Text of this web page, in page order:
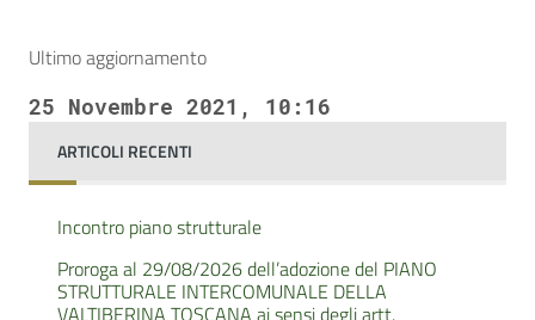
ARTICOLI RECENTI
Incontro piano strutturale
Proroga al 29/08/2026 dell’adozione del PIANO
STRUTTURALE INTERCOMUNALE DELLA
VALTIBERINA TOSCANA ai sensi degli artt.
Ultimo aggiornamento
25 Novembre 2021, 10:16